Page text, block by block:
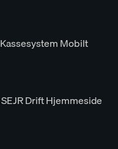
KassesystemMobilt
SEJR DriftHjemmeside